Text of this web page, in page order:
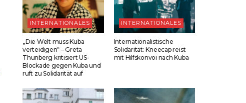
INTERNATIONALES
„Die Welt muss Kuba
verteidigen“ – Greta
Thunberg kritisiert US-
Blockade gegen Kuba und
ruft zu Solidarität auf
INTERNATIONALES
Internationalistische
Solidarität: Kneecap reist
mit Hilfskonvoi nach Kuba